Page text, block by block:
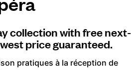
nous
collection with free next-
price guaranteed.
pratiques à la réception de